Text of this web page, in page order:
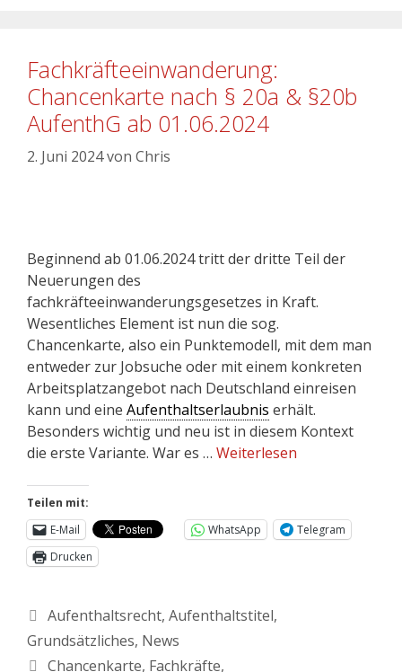
Fachkräfteeinwanderung:
Chancenkarte nach § 20a & §20b
AufenthG ab 01.06.2024
2. Juni 2024von Chris
Beginnend ab 01.06.2024 tritt der dritte Teil der
Neuerungen des
fachkräfteeinwanderungsgesetzes in Kraft.
Wesentliches Element ist nun die sog.
Chancenkarte, also ein Punktemodell, mit dem man
entweder zur Jobsuche oder mit einem konkreten
Arbeitsplatzangebot nach Deutschland einreisen
kann und eine Aufenthaltserlaubnis erhält.
Besonders wichtig und neu ist in diesem Kontext
die erste Variante. War es … Weiterlesen
Teilen mit:
E-Mail
WhatsApp
Telegram
Drucken
Aufenthaltsrecht, Aufenthaltstitel,
Grundsätzliches, News
Chancenkarte, Fachkräfte,